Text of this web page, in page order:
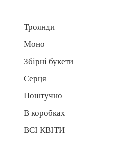
Троянди
Моно
Збірні букети
Серця
Поштучно
В коробках
ВСІ КВІТИ